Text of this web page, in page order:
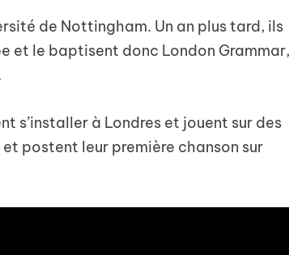
de Nottingham. Un an plus tard, ils
et le baptisent donc London
s’installer à Londres et jouent sur des
postent leur première chanson sur